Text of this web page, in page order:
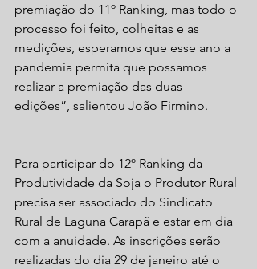
premiação do 11º Ranking, mas todo o
processo foi feito, colheitas e as
medições, esperamos que esse ano a
pandemia permita que possamos
realizar a premiação das duas
edições”, salientou João Firmino.
Para participar do 12º Ranking da
Produtividade da Soja o Produtor Rural
precisa ser associado do Sindicato
Rural de Laguna Carapã e estar em dia
com a anuidade. As inscrições serão
realizadas do dia 29 de janeiro até o